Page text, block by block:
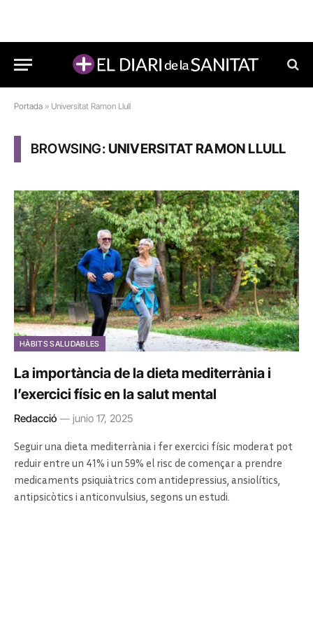
Portada » Universitat Ramon Llull
BROWSING:UNIVERSITAT RAMON LLULL
HÀBITS SALUDABLES
La importància de la dieta mediterrània i
l’exercici físic en la salut mental
Redacció junio 17, 2025
Seguir una dieta mediterrània i fer exercici físic moderat pot
reduir entre un 41% i un 59% el risc de començar a prendre
medicaments psiquiàtrics com antidepressius, ansiolítics,
antipsicòtics i anticonvulsius, segons un estudi.